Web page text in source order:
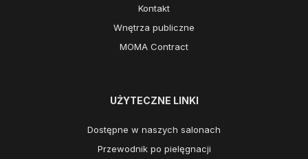
Kontakt
Wnętrza publiczne
MOMA Contract
UŻYTECZNE LINKI
Dostępne w naszych salonach
Przewodnik po pielęgnacji